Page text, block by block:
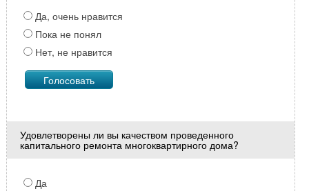
Да, очень нравится
Пока не понял
Нет, не нравится
Удовлетворены ли вы качеством проведенного
капитального ремонта многоквартирного дома?
Да